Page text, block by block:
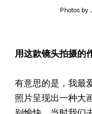
Photos
用这款镜头拍摄的
有意思的是，我最
照片呈现出一种大